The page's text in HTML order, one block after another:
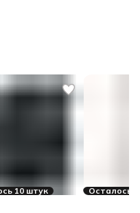
10 штук Осталось